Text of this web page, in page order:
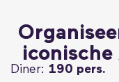
Diner: 190 pers.